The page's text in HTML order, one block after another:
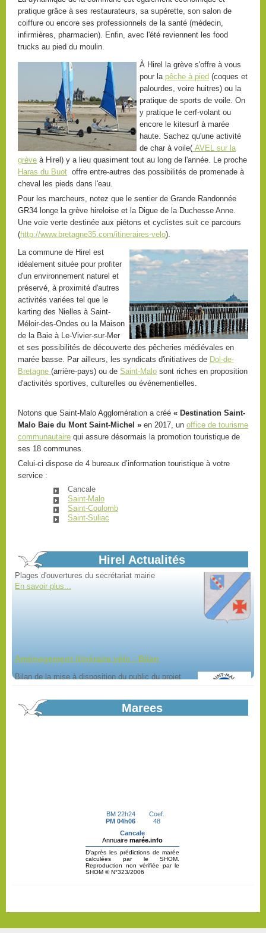
pratique grâce à ses restaurateurs, sa supérette, son salon de
coiffure ou encore ses professionnels de la santé (médecin,
infirmières, pharmacien). Enfin, avec l'été reviennent les food
trucks au pied du moulin.
À Hirel la grève s'offre à vous
pour la pêche à pied (coques et
palourdes, voire huitres) ou la
pratique de sports de voile. On
y pratique le cerf-volant ou
encore le kitesurf à marée
haute. Sachez qu'une activité
de char à voile( AVEL sur la
grève à Hirel) y a lieu quasiment tout au long de l'année. Le proche
Haras du Buot offre entre-autres des possibilités de promenade à
cheval les pieds dans l'eau.
Pour les marcheurs, notez que le sentier de Grande Randonnée
GR34 longe la grève hireloise et la Digue de la Duchesse Anne.
Une voie verte destinée aux piétons et cyclistes suit ce parcours
(http://www.bretagne35.com/itineraires-velo).
La commune de Hirel est
idéalement située pour profiter
d'un environnement naturel et
préservé, à proximité d'autres
activités variées tel que le
karting des Nielles à Saint-
Méloir-des-Ondes ou la Maison
de la Baie à Le-Vivier-sur-Mer
et ses possibilités de découverte des pêcheries médiévales en
marée basse. Par ailleurs, les syndicats d'initiatives de Dol-de-
Bretagne (arrière-pays) ou de Saint-Malo sont riches en proposition
d'activités sportives, culturelles ou événementielles.
Notons que Saint-Malo Agglomération a créé « Destination Saint-
Malo Baie du Mont Saint-Michel » en 2017, un office de tourisme
communautaire qui assure désormais la promotion touristique de
ses 18 communes.
Celui-ci dispose de 4 bureaux d’information touristique à votre
service :
Cancale
Saint-Malo
Saint-Coulomb
Saint-Suliac
Hirel Actualités
Marchés d'été
tous les vendredis dans le bourg
En savoir plus...
d'aménagement par Saint-Malo Agglomération...
Marees